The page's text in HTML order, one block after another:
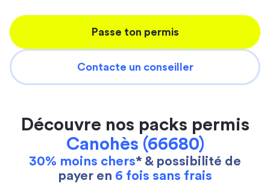
Passe ton permis
Contacte un conseiller
Découvre nos packs permis
Canohès (66680)
30% moins chers* & possibilité de
payer en 6 fois sans frais